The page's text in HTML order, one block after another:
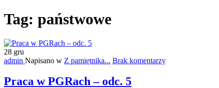
Tag: państwowe
28 gru
admin Napisano w Z pamiętnika... Brak komentarzy
Praca w PGRach – odc. 5